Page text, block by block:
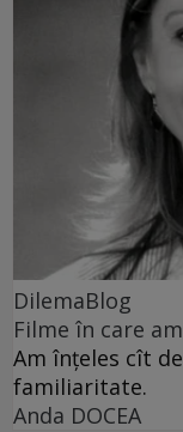
DilemaBlog
Filme în care
Am înțeles cît
familiaritate.
Anda DOCEA